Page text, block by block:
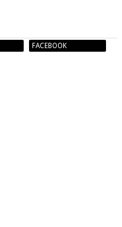
FACEBOOK